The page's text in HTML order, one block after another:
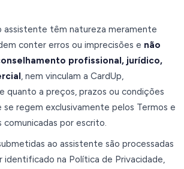
assistente têm natureza meramente
conter erros ou imprecisões e não
profissional, jurídico,
, nem vinculam a CardUp,
quanto a preços, prazos ou condições
se regem exclusivamente pelos Termos e
comunicadas por escrito.
ao assistente são processadas
identificado na Política de Privacidade,